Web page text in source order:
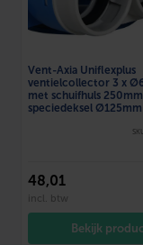
Vent-Axia Uniflexplus
ventielcollector 3 x
met schuifhuls
speciedeksel
48,01
incl. btw
Bekijk